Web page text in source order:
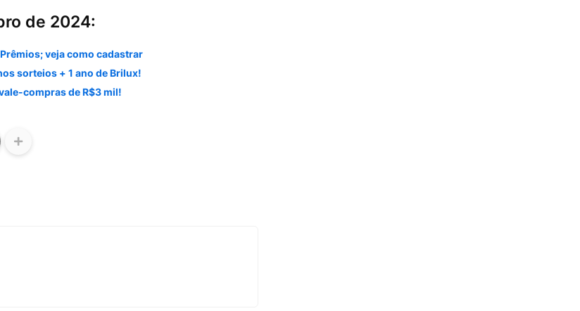
de 2024:
veja como cadastrar
sorteios + 1 ano de Brilux!
compras de R$3 mil!